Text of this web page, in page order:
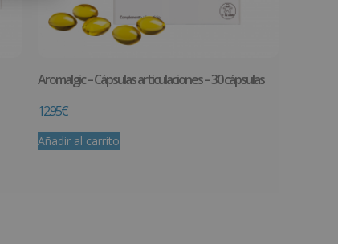
Aromalgic – Cápsulas articulaciones – 30 cápsulas
12.95€
Añadir al carrito